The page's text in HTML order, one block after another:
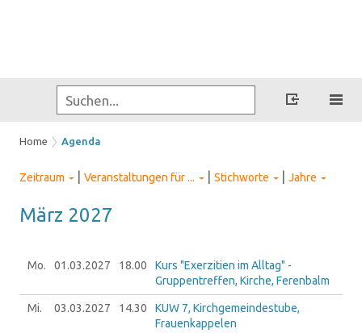
Home Agenda
Zeitraum Veranstaltungen für ... Stichworte Jahre
März 2027
Mo. 01.03.2027 18.00
Kurs "Exerzitien im Alltag" -
Gruppentreffen, Kirche, Ferenbalm
Mi. 03.03.2027 14.30
KUW 7, Kirchgemeindestube,
Frauenkappelen